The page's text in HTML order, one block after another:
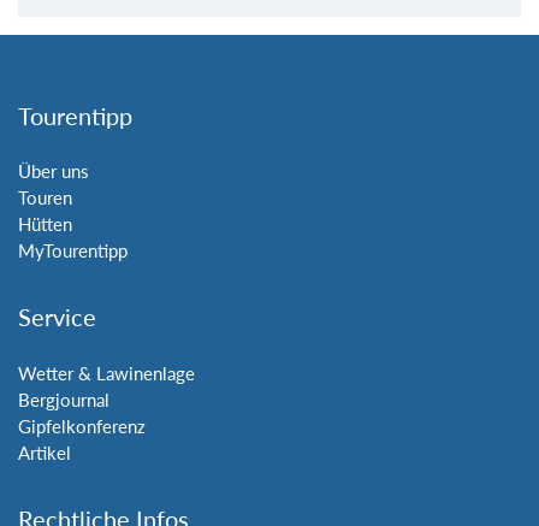
Tourentipp
Über uns
Touren
Hütten
MyTourentipp
Service
Wetter & Lawinenlage
Bergjournal
Gipfelkonferenz
Artikel
Rechtliche Infos